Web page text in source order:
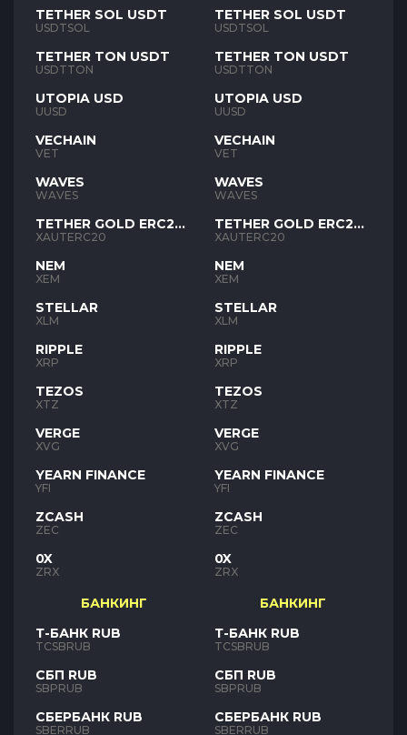
TETHER SOL USDT
USDTSOL
TETHER TON USDT
USDTTON
UTOPIA USD
UUSD
VECHAIN
VET
WAVES
WAVES
TETHER GOLD ERC20
XAUT
XAUTERC20
NEM
XEM
STELLAR
XLM
RIPPLE
XRP
TEZOS
XTZ
VERGE
XVG
YEARN FINANCE
YFI
ZCASH
ZEC
0X
ZRX
БАНКИНГ
Т-БАНК RUB
TCSBRUB
СБП RUB
SBPRUB
СБЕРБАНК RUB
SBERRUB
TETHER SOL USDT
USDTSOL
TETHER TON USDT
USDTTON
UTOPIA USD
UUSD
VECHAIN
VET
WAVES
WAVES
TETHER GOLD ERC20
XAUT
XAUTERC20
NEM
XEM
STELLAR
XLM
RIPPLE
XRP
TEZOS
XTZ
VERGE
XVG
YEARN FINANCE
YFI
ZCASH
ZEC
0X
ZRX
БАНКИНГ
Т-БАНК RUB
TCSBRUB
СБП RUB
SBPRUB
СБЕРБАНК RUB
SBERRUB